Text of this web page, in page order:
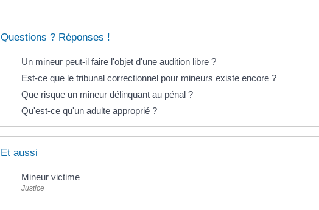
Questions ? Réponses !
Un mineur peut-il faire l'objet d'une audition libre ?
Est-ce que le tribunal correctionnel pour mineurs existe encore ?
Que risque un mineur délinquant au pénal ?
Qu'est-ce qu'un adulte approprié ?
Et aussi
Mineur victime
Justice